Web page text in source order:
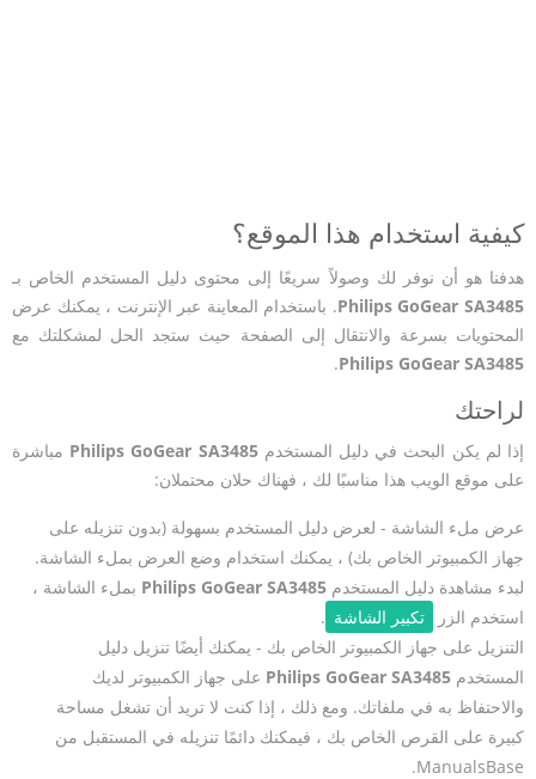
كيفية استخدام هذا الموقع؟
هدفنا هو أن نوفر لك وصولاً سريعًا إلى محتوى دليل المستخدم الخاص بـ
Philips GoGear SA3485. باستخدام المعاينة عبر الإنترنت ، يمكنك عرض
المحتويات بسرعة والانتقال إلى الصفحة حيث ستجد الحل لمشكلتك مع
Philips GoGear SA3485
.
لراحتك
إذا لم يكن البحث في دليل المستخدمPhilips GoGear SA3485 مباشرة
على موقع الويب هذا مناسبًا لك ، فهناك حلان محتملان:
عرض ملء الشاشة - لعرض دليل المستخدم بسهولة (بدون تنزيله على
جهاز الكمبيوتر الخاص بك) ، يمكنك استخدام وضع العرض بملء الشاشة.
لبدء مشاهدة دليل المستخدم Philips GoGear SA3485 بملء الشاشة ،
استخدم الزر
تكبير الشاشة .
التنزيل على جهاز الكمبيوتر الخاص بك - يمكنك أيضًا تنزيل دليل
المستخدم Philips GoGear SA3485 على جهاز الكمبيوتر لديك
والاحتفاظ به في ملفاتك. ومع ذلك ، إذا كنت لا تريد أن تشغل مساحة
كبيرة على القرص الخاص بك ، فيمكنك دائمًا تنزيله في المستقبل من
ManualsBase.